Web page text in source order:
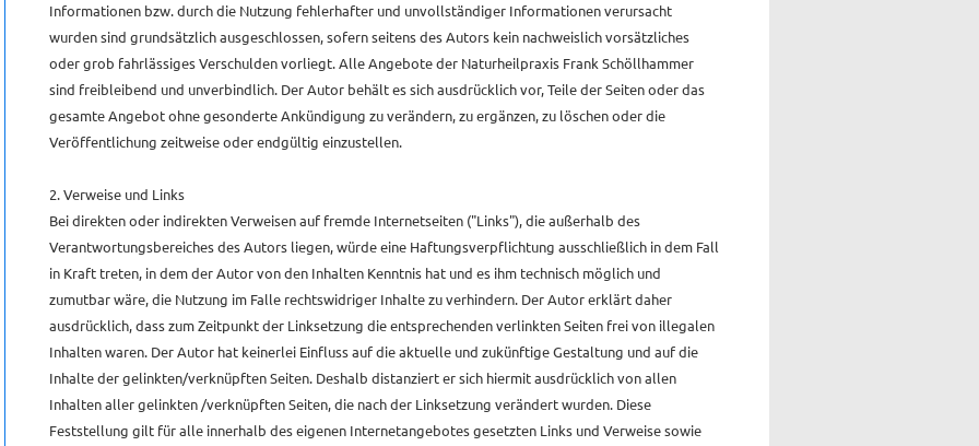
Informationen bzw. durch die Nutzung fehlerhafter und unvollständiger Informationen verursacht
wurden sind grundsätzlich ausgeschlossen, sofern seitens des Autors kein nachweislich vorsätzliches
oder grob fahrlässiges Verschulden vorliegt. Alle Angebote der Naturheilpraxis Frank Schöllhammer
sind freibleibend und unverbindlich. Der Autor behält es sich ausdrücklich vor, Teile der Seiten oder das
gesamte Angebot ohne gesonderte Ankündigung zu verändern, zu ergänzen, zu löschen oder die
Veröffentlichung zeitweise oder endgültig einzustellen.
2. Verweise und Links
Bei direkten oder indirekten Verweisen auf fremde Internetseiten ("Links"), die außerhalb des
Verantwortungsbereiches des Autors liegen, würde eine Haftungsverpflichtung ausschließlich in dem Fall
in Kraft treten, in dem der Autor von den Inhalten Kenntnis hat und es ihm technisch möglich und
zumutbar wäre, die Nutzung im Falle rechtswidriger Inhalte zu verhindern. Der Autor erklärt daher
ausdrücklich, dass zum Zeitpunkt der Linksetzung die entsprechenden verlinkten Seiten frei von illegalen
Inhalten waren. Der Autor hat keinerlei Einfluss auf die aktuelle und zukünftige Gestaltung und auf die
Inhalte der gelinkten/verknüpften Seiten. Deshalb distanziert er sich hiermit ausdrücklich von allen
Inhalten aller gelinkten /verknüpften Seiten, die nach der Linksetzung verändert wurden. Diese
Feststellung gilt für alle innerhalb des eigenen Internetangebotes gesetzten Links und Verweise sowie